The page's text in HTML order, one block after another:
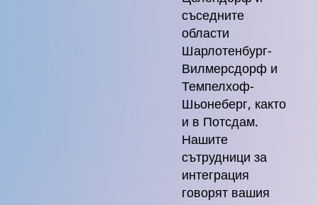
съседните
области
Шарлотенбург-
Вилмерсдорф и
Темпелхоф-
Шьонеберг, както
и в Потсдам.
Нашите
сътрудници за
интеграция
говорят вашия